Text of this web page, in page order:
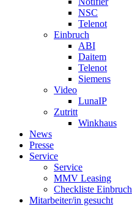
NSC
Telenot
Einbruch
ABI
Daitem
Telenot
Siemens
Video
LunaIP
Zutritt
Winkhaus
News
Presse
Service
Service
MMV Leasing
Checkliste Einbruch
Mitarbeiter/in gesucht